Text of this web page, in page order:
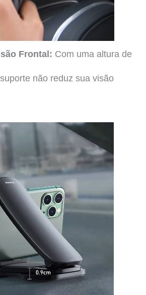
Frontal: Com uma altura de
não reduz sua visão